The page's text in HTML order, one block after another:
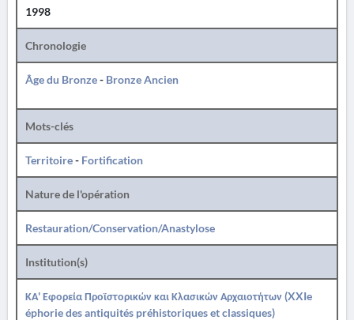
1998
Chronologie
Âge du Bronze- Bronze Ancien
Mots-clés
Territoire- Fortification
Nature de l'opération
Restauration/Conservation/Anastylose
Institution(s)
ΚΑ' Εφορεία Προϊστορικών και Κλασικών Αρχαιοτήτων (XXIe
éphorie des antiquités préhistoriques et classiques)